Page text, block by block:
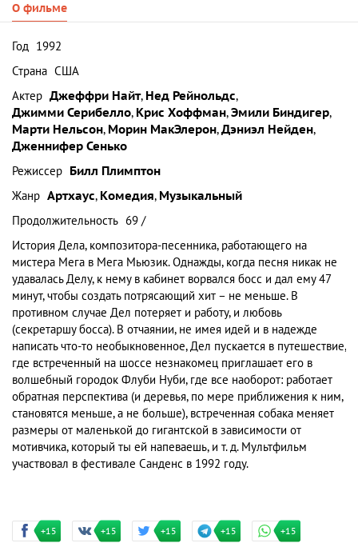
О фильме
Год 1992
Страна США
Актер Джеффри Найт, Нед Рейнольдс,
Джимми Серибелло, Крис Хоффман,Эмили Биндигер,
Марти Нельсон, Морин МакЭлерон,Дэниэл Нейден,
Дженнифер Сенько
Режиссер Билл Плимптон
Жанр Артхаус, Комедия, Музыкальный
Продолжительность 69 /
История Дела, композитора-песенника, работающего на
мистера Мега в Мега Мьюзик. Однажды, когда песня никак не
удавалась Делу, к нему в кабинет ворвался босс и дал ему 47
минут, чтобы создать потрясающий хит – не меньше. В
противном случае Дел потеряет и работу, и любовь
(секретаршу босса). В отчаянии, не имея идей и в надежде
написать что-то необыкновенное, Дел пускается в путешествие,
где встреченный на шоссе незнакомец приглашает его в
волшебный городок Флуби Нуби, где все наоборот: работает
обратная перспектива (и деревья, по мере приближения к ним,
становятся меньше, а не больше), встреченная собака меняет
размеры от маленькой до гигантской в зависимости от
мотивчика, который ты ей напеваешь, и т. д. Мультфильм
участвовал в фестивале Санденс в 1992 году.
+15 +15 +15 +15 +15